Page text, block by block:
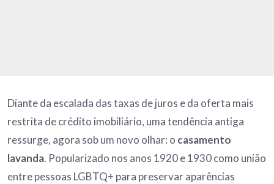
Diante da escalada das taxas de juros e da oferta mais
restrita de crédito imobiliário, uma tendência antiga
ressurge, agora sob um novo olhar: o casamento
lavanda. Popularizado nos anos 1920 e 1930 como união
entre pessoas LGBTQ+ para preservar aparências